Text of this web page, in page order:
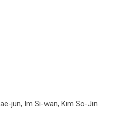
jun, Im Si-wan, Kim So-Jin